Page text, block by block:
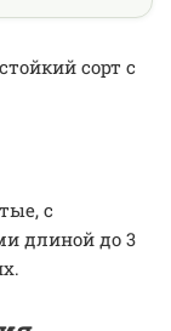
сорт с
с
длиной до 3